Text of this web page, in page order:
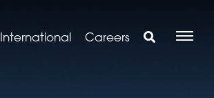
International Careers